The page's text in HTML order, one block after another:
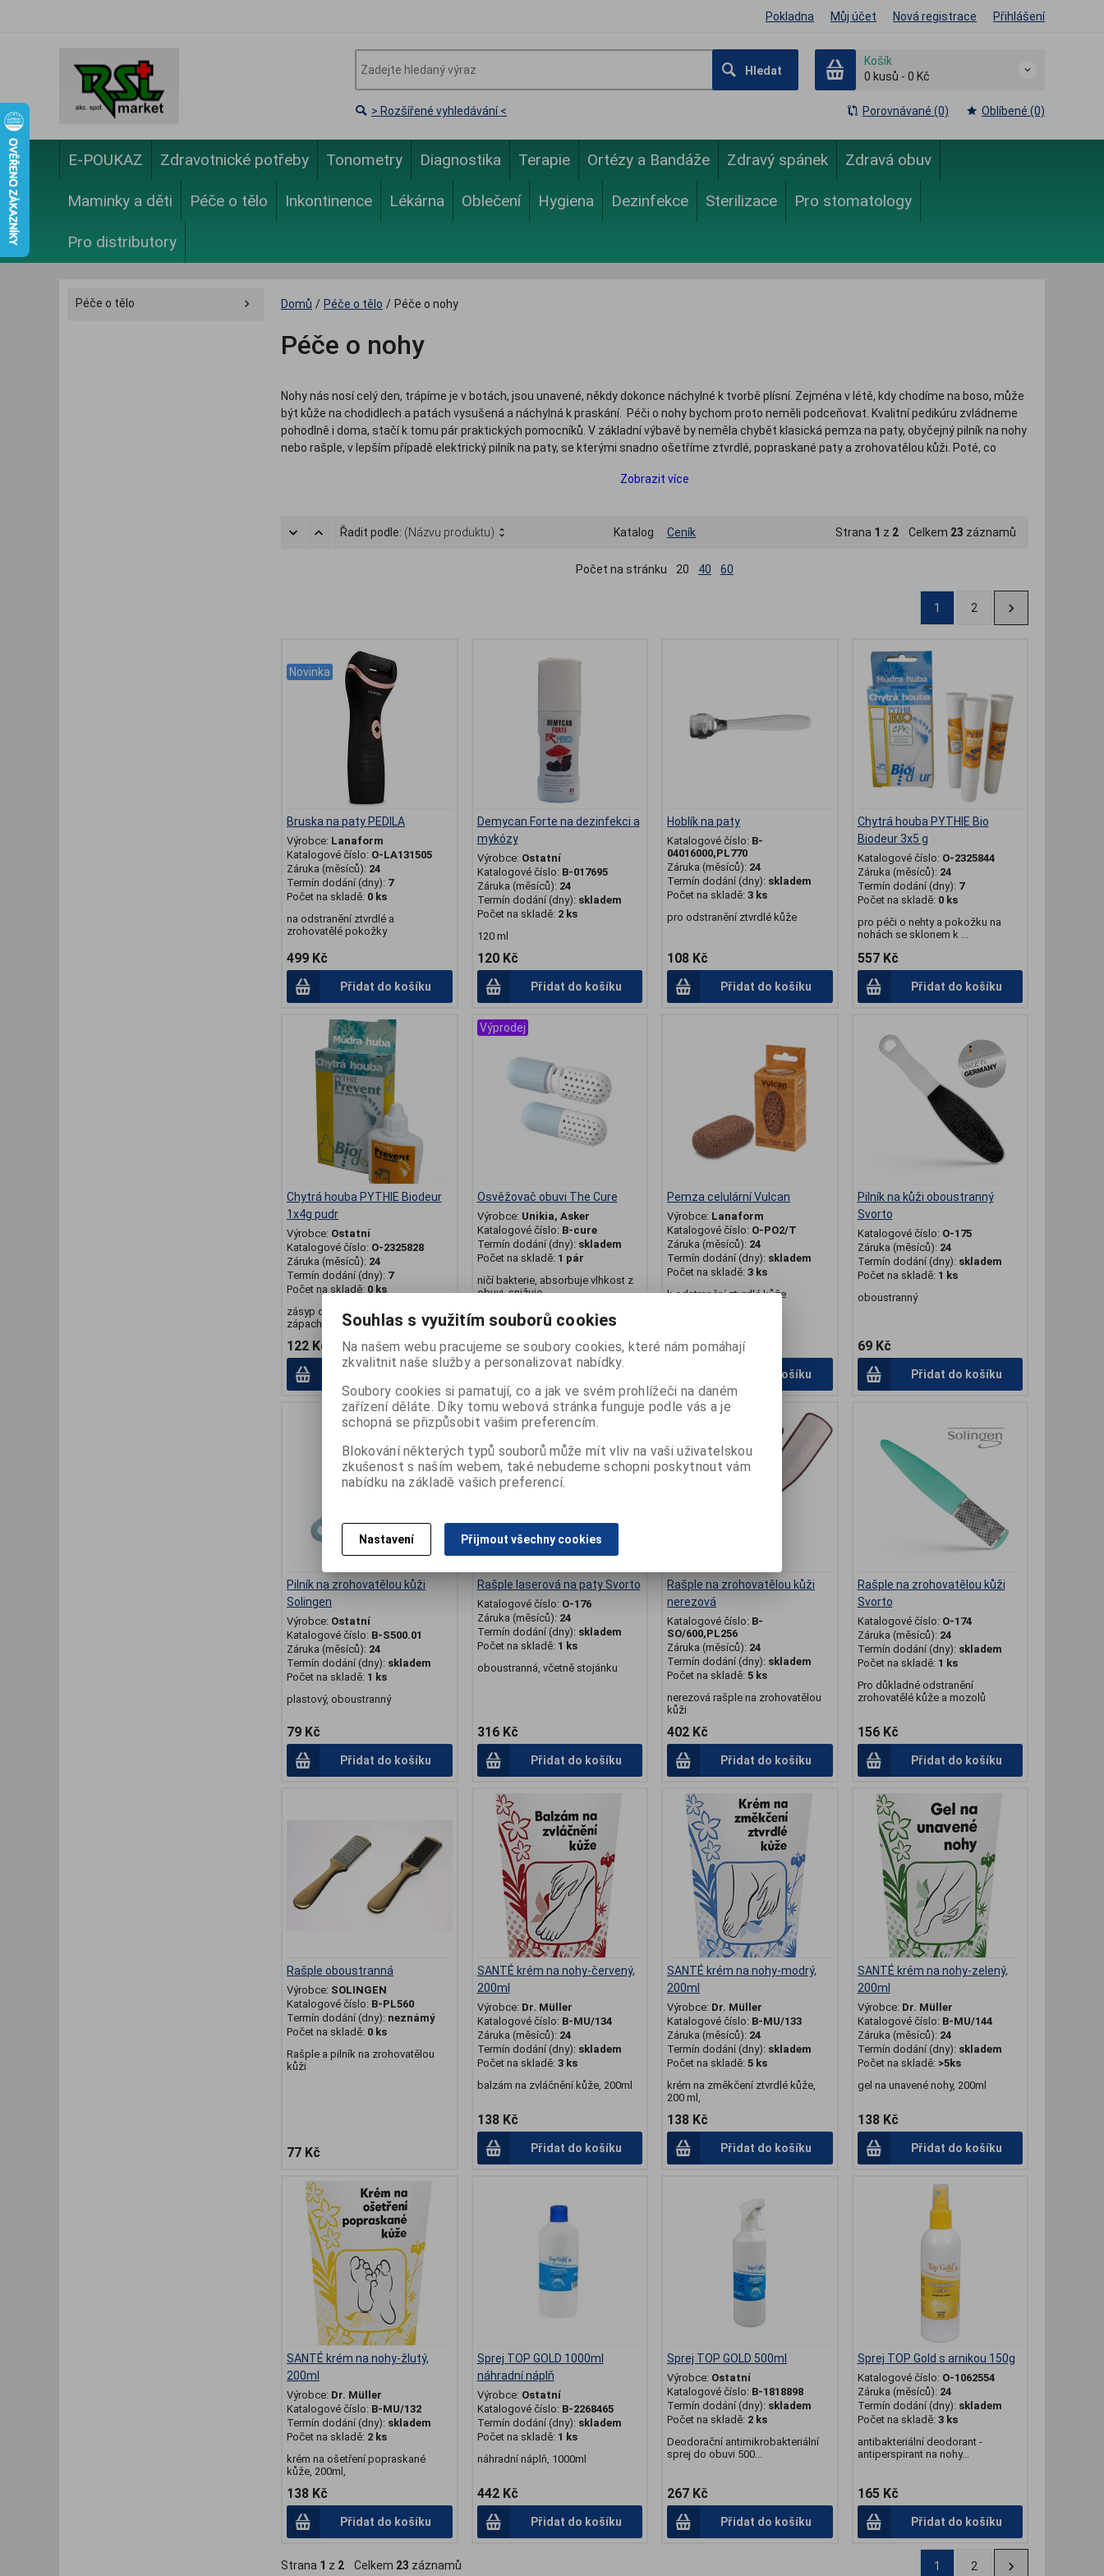
Pokladna Můj účet Nová registrace Přihlášení
Hledat
Košík
0 kusů - 0 Kč
> Rozšířené vyhledávání < Porovnávané (0) Oblíbené (0)
E-POUKAZ Zdravotnické potřeby Tonometry Diagnostika Terapie Ortézy a Bandáže Zdravý spánek Zdravá obuv
Maminky a děti Péče o tělo Inkontinence Lékárna Oblečení Hygiena Dezinfekce Sterilizace Pro stomatology
Pro distributory
Péče o tělo Domů / Péče o tělo / Péče o nohy
Péče o nohy
Nohy nás nosí celý den, trápíme je v botách, jsou unavené, někdy dokonce náchylné k tvorbě plísní. Zejména v létě, kdy chodíme na boso, může
být kůže na chodidlech a patách vysušená a náchylná k praskání. Péči o nohy bychom proto neměli podceňovat. Kvalitní pedikúru zvládneme
pohodlně i doma, stačí k tomu pár praktických pomocníků. V základní výbavě by neměla chybět klasická pemza na paty, obyčejný pilník na nohy
nebo rašple, v lepším případě elektrický pilník na paty, se kterými snadno ošetříme ztvrdlé, popraskané paty a zrohovatělou kůži. Poté, co
Berkemann, Alpa, Kneipp aj.
Zobrazit více
Řadit podle: (Názvu produktu) Katalog Ceník Strana 1 z 2 Celkem 23 záznamů
Počet na stránku 20 40 60
1 2
Novinka
Bruska na paty PEDILA
Výrobce: Lanaform
Katalogové číslo: O-LA131505
Záruka (měsíců): 24
Termín dodání (dny): 7
Počet na skladě: 0 ks
na odstranění ztvrdlé a
zrohovatělé pokožky
499 Kč
Přidat do košíku
Demycan Forte na dezinfekci a
mykózy
Výrobce: Ostatní
Katalogové číslo: B-017695
Záruka (měsíců): 24
Termín dodání (dny): skladem
Počet na skladě: 2 ks
120 ml
120 Kč
Přidat do košíku
Hoblík na paty
Katalogové číslo: B-
04016000,PL770
Záruka (měsíců): 24
Termín dodání (dny): skladem
Počet na skladě: 3 ks
pro odstranění ztvrdlé kůže
108 Kč
Přidat do košíku
Chytrá houba PYTHIE Bio
Biodeur 3x5 g
Katalogové číslo: O-2325844
Záruka (měsíců): 24
Termín dodání (dny): 7
Počet na skladě: 0 ks
pro péči o nehty a pokožku na
nohách se sklonem k ...
557 Kč
Přidat do košíku
Chytrá houba PYTHIE Biodeur
1x4g pudr
Výrobce: Ostatní
Katalogové číslo: O-2325828
Záruka (měsíců): 24
Termín dodání (dny): 7
Počet na skladě: 0 ks
zásyp do bot proti potivosti,
zápachu a plísňovým ...
122 Kč
Výprodej
Osvěžovač obuvi The Cure
Výrobce: Unikia, Asker
Katalogové číslo: B-cure
Termín dodání (dny): skladem
Počet na skladě: 1 pár
ničí bakterie, absorbuje vlhkost z
obuvi, snižuje ...
249 Kč
Pemza celulární Vulcan
Výrobce: Lanaform
Katalogové číslo: O-PO2/T
Záruka (měsíců): 24
Termín dodání (dny): skladem
Počet na skladě: 3 ks
k odstranění ztvrdlé kůže
109 Kč
Přidat do košíku
Pilník na kůži oboustranný
Svorto
Katalogové číslo: O-175
Záruka (měsíců): 24
Termín dodání (dny): skladem
Počet na skladě: 1 ks
oboustranný
69 Kč
Přidat do košíku
Pilník na zrohovatělou kůži
Solingen
Výrobce: Ostatní
Katalogové číslo: B-S500.01
Záruka (měsíců): 24
Termín dodání (dny): skladem
Počet na skladě: 1 ks
plastový, oboustranný
79 Kč
Přidat do košíku
Rašple laserová na paty Svorto
Katalogové číslo: O-176
Záruka (měsíců): 24
Termín dodání (dny): skladem
Počet na skladě: 1 ks
oboustranná, včetně stojánku
316 Kč
Přidat do košíku
Rašple na zrohovatělou kůži
nerezová
Katalogové číslo: B-
SO/600,PL256
Záruka (měsíců): 24
Termín dodání (dny): skladem
Počet na skladě: 5 ks
nerezová rašple na zrohovatělou
kůži
402 Kč
Přidat do košíku
Rašple na zrohovatělou kůži
Svorto
Katalogové číslo: O-174
Záruka (měsíců): 24
Termín dodání (dny): skladem
Počet na skladě: 1 ks
Pro důkladné odstranění
zrohovatělé kůže a mozolů
156 Kč
Přidat do košíku
Rašple oboustranná
Výrobce: SOLINGEN
Katalogové číslo: B-PL560
Termín dodání (dny): neznámý
Počet na skladě: 0 ks
Rašple a pilník na zrohovatělou
kůži
77 Kč
SANTÉ krém na nohy-červený,
200ml
Výrobce: Dr. Müller
Katalogové číslo: B-MU/134
Záruka (měsíců): 24
Termín dodání (dny): skladem
Počet na skladě: 3 ks
balzám na zvláčnění kůže, 200ml
138 Kč
Přidat do košíku
SANTÉ krém na nohy-modrý,
200ml
Výrobce: Dr. Müller
Katalogové číslo: B-MU/133
Záruka (měsíců): 24
Termín dodání (dny): skladem
Počet na skladě: 5 ks
krém na změkčení ztvrdlé kůže,
200 ml,
138 Kč
Přidat do košíku
SANTÉ krém na nohy-zelený,
200ml
Výrobce: Dr. Müller
Katalogové číslo: B-MU/144
Záruka (měsíců): 24
Termín dodání (dny): skladem
Počet na skladě: >5ks
gel na unavené nohy, 200ml
138 Kč
Přidat do košíku
SANTÉ krém na nohy-žlutý,
200ml
Výrobce: Dr. Müller
Katalogové číslo: B-MU/132
Termín dodání (dny): skladem
Počet na skladě: 2 ks
krém na ošetření popraskané
kůže, 200ml,
138 Kč
Přidat do košíku
Sprej TOP GOLD 1000ml
náhradní náplň
Výrobce: Ostatní
Katalogové číslo: B-2268465
Termín dodání (dny): skladem
Počet na skladě: 1 ks
náhradní náplň, 1000ml
442 Kč
Přidat do košíku
Sprej TOP GOLD 500ml
Výrobce: Ostatní
Katalogové číslo: B-1818898
Termín dodání (dny): skladem
Počet na skladě: 2 ks
Deodorační antimikrobakteriální
sprej do obuvi 500...
267 Kč
Přidat do košíku
Sprej TOP Gold s arnikou 150g
Katalogové číslo: O-1062554
Záruka (měsíců): 24
Termín dodání (dny): skladem
Počet na skladě: 3 ks
antibakteriální deodorant -
antiperspirant na nohy...
165 Kč
Přidat do košíku
Strana 1 z 2 Celkem 23 záznamů 1 2
Souhlas s využitím souborů cookies
Na našem webu pracujeme se soubory cookies, které nám pomáhají
zkvalitnit naše služby a personalizovat nabídky.
Soubory cookies si pamatují, co a jak ve svém prohlížeči na daném
zařízení děláte. Díky tomu webová stránka funguje podle vás a je
schopná se přizpůsobit vašim preferencím.
Blokování některých typů souborů může mít vliv na vaši uživatelskou
zkušenost s naším webem, také nebudeme schopni poskytnout vám
nabídku na základě vašich preferencí.
Nastavení Přijmout všechny cookies